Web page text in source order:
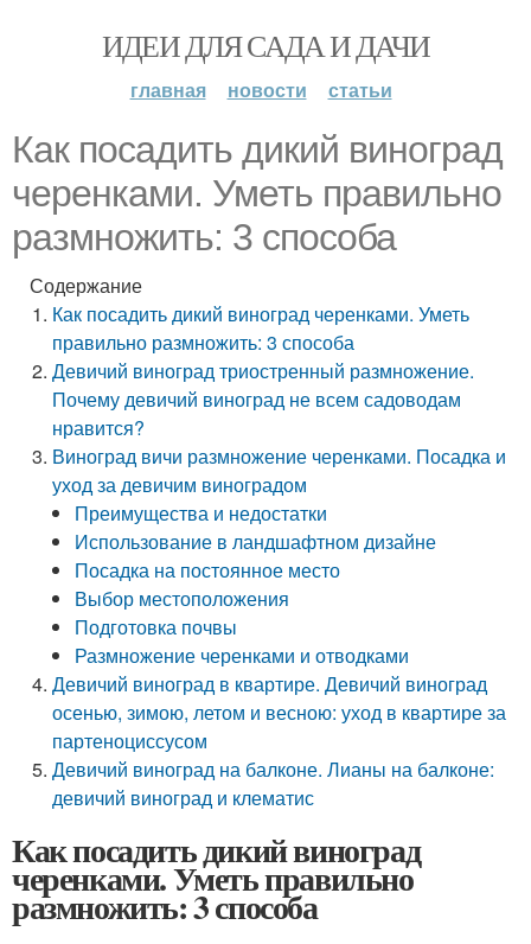
ИДЕИ ДЛЯ САДА И ДАЧИ
главная новости статьи
Как посадить дикий виноград
черенками. Уметь правильно
размножить: 3 способа
Содержание
Как посадить дикий виноград черенками. Уметь
правильно размножить: 3 способа
Девичий виноград триостренный размножение.
Почему девичий виноград не всем садоводам
нравится?
Виноград вичи размножение черенками. Посадка и
уход за девичим виноградом
Преимущества и недостатки
Использование в ландшафтном дизайне
Посадка на постоянное место
Выбор местоположения
Подготовка почвы
Размножение черенками и отводками
Девичий виноград в квартире. Девичий виноград
осенью, зимою, летом и весною: уход в квартире за
партеноциссусом
Девичий виноград на балконе. Лианы на балконе:
девичий виноград и клематис
Как посадить дикий виноград
черенками. Уметь правильно
размножить: 3 способа